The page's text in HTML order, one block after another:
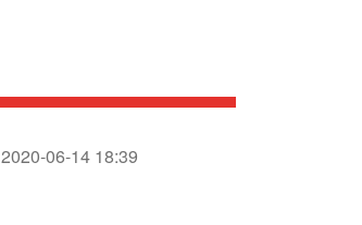
2020-06-14 18:39